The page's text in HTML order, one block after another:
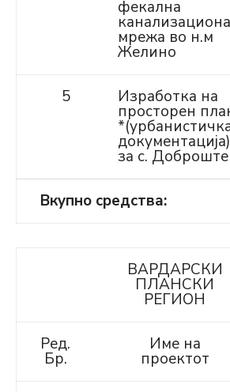
фекална
канализациона
мрежа во н.м
Желино
5 Изработка на
просторен
документација)
за с. Доброште
Вкупно средства:
ВАРДАРСКИ
ПЛАНСКИ
РЕГИОН
Ред.
Бр.
Име на
проектот